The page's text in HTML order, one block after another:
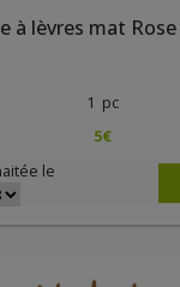
à lèvres mat
1 pc
5€
le